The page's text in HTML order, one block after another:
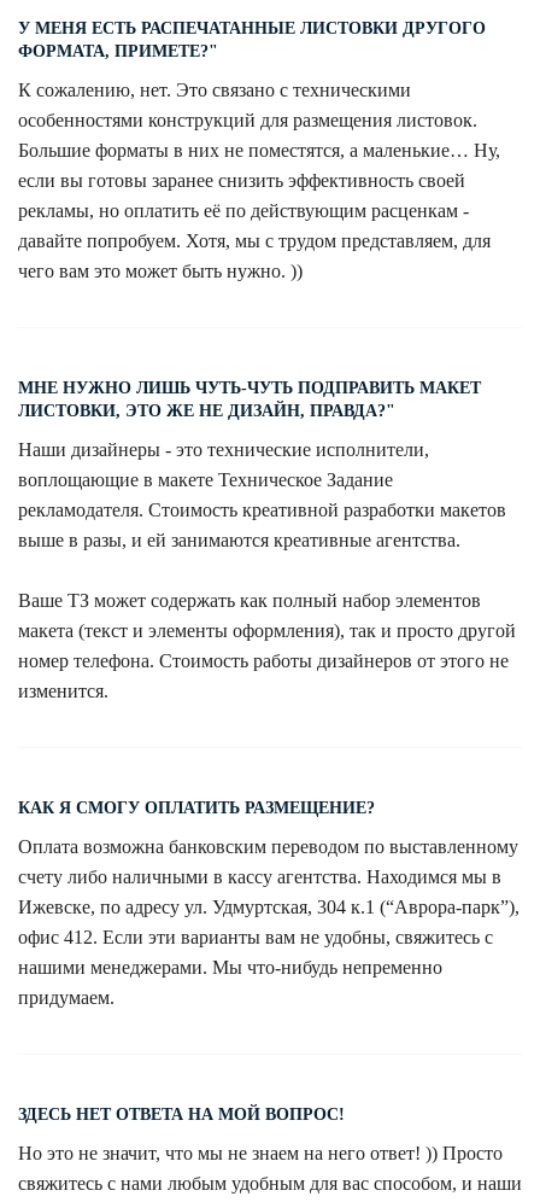
У МЕНЯ ЕСТЬ РАСПЕЧАТАННЫЕ ЛИСТОВКИ ДРУГОГО
ФОРМАТА, ПРИМЕТЕ?"
К сожалению, нет. Это связано с техническими
особенностями конструкций для размещения листовок.
Большие форматы в них не поместятся, а маленькие… Ну,
если вы готовы заранее снизить эффективность своей
рекламы, но оплатить её по действующим расценкам -
давайте попробуем. Хотя, мы с трудом представляем, для
чего вам это может быть нужно. ))
МНЕ НУЖНО ЛИШЬ ЧУТЬ-ЧУТЬ ПОДПРАВИТЬ МАКЕТ
ЛИСТОВКИ, ЭТО ЖЕ НЕ ДИЗАЙН, ПРАВДА?"
Наши дизайнеры - это технические исполнители,
воплощающие в макете Техническое Задание
рекламодателя. Стоимость креативной разработки макетов
выше в разы, и ей занимаются креативные агентства.
Ваше ТЗ может содержать как полный набор элементов
макета (текст и элементы оформления), так и просто другой
номер телефона. Стоимость работы дизайнеров от этого не
изменится.
КАК Я СМОГУ ОПЛАТИТЬ РАЗМЕЩЕНИЕ?
Оплата возможна банковским переводом по выставленному
счету либо наличными в кассу агентства. Находимся мы в
Ижевске, по адресу ул. Удмуртская, 304 к.1 (“Аврора-парк”),
офис 412. Если эти варианты вам не удобны, свяжитесь с
нашими менеджерами. Мы что-нибудь непременно
придумаем.
ЗДЕСЬ НЕТ ОТВЕТА НА МОЙ ВОПРОС!
Но это не значит, что мы не знаем на него ответ! )) Просто
свяжитесь с нами любым удобным для вас способом, и наши